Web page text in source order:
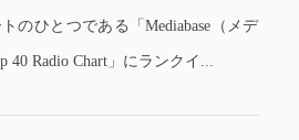
のひとつである「Mediabase（メデ
40 Radio Chart」にランクイ...